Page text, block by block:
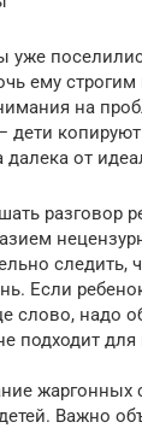
уже
ему
на
дети
от
разговор
следить,
Если
слово, надо
подходит для
жаргонных
Важно